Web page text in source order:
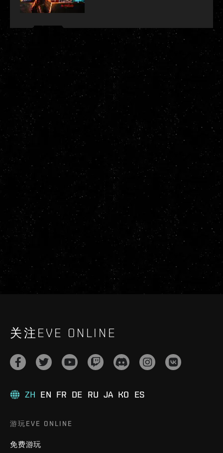
关注EVE ONLINE
ZH EN FR DE RU JA KO ES
游玩EVE ONLINE
免费游玩